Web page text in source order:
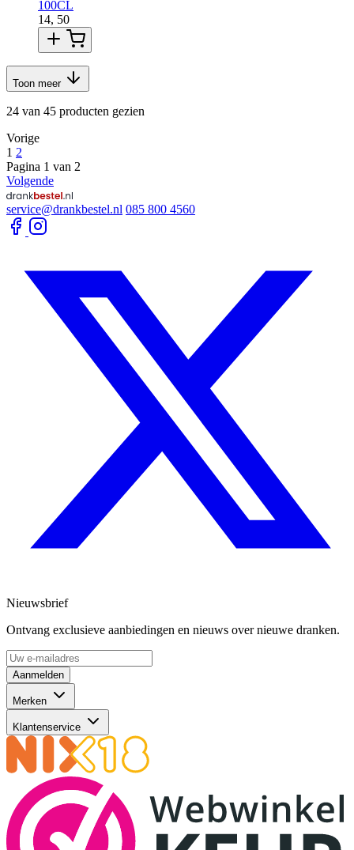
100CL
14, 50
Toon meer
24 van 45 producten gezien
Vorige
1 2
Pagina 1 van 2
Volgende
service@drankbestel.nl 085 800 4560
Nieuwsbrief
Ontvang exclusieve aanbiedingen en nieuws over nieuwe dranken.
Aanmelden
Merken
Klantenservice